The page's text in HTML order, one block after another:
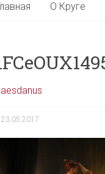
О Круге
aesdanus
23.05.2017